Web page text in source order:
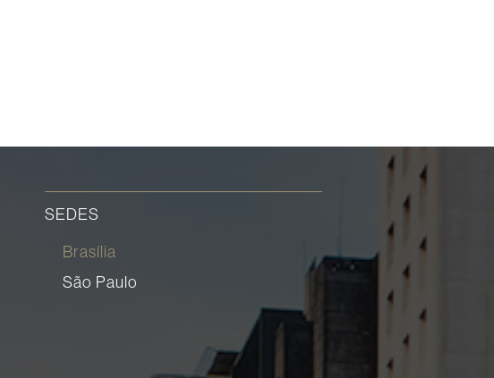
SEDES
Brasília
São Paulo